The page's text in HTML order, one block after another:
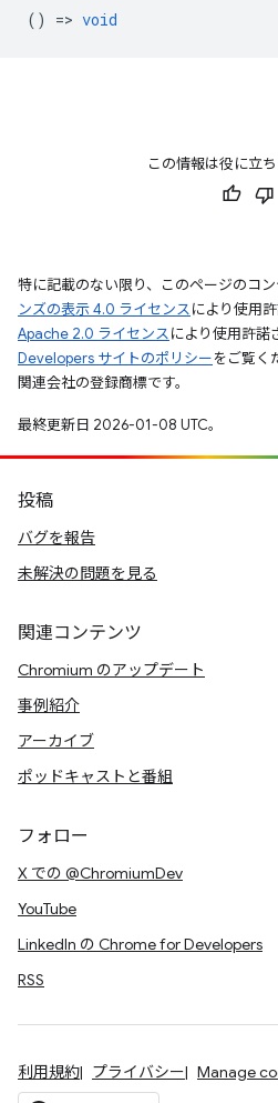
() => void
この情報は役に立
特に記載のない限り、このページのコ
ンズの表示 4.0 ライセンスにより使用
Apache 2.0 ライセンスにより使用許諾
Developers サイトのポリシーをご覧く
関連会社の登録商標です。
最終更新日 2026-01-08 UTC。
投稿
バグを報告
未解決の問題を見る
関連コンテンツ
Chromium のアップデート
事例紹介
アーカイブ
ポッドキャストと番組
フォロー
X での @ChromiumDev
YouTube
LinkedIn の Chrome for Developers
RSS
利用規約 プライバシー Manage